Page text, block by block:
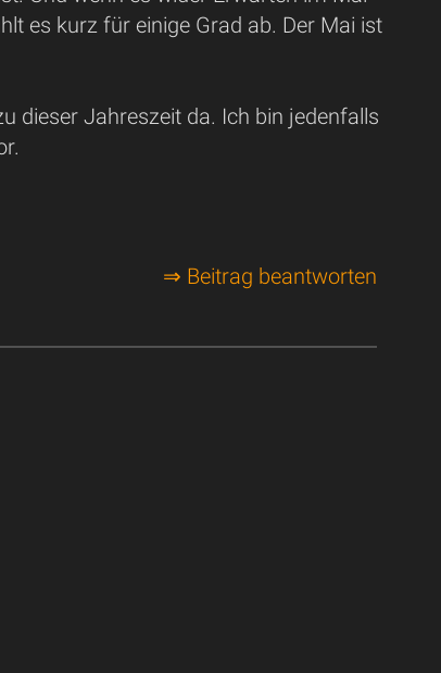
es kurz für einige Grad ab. Der Mai ist
dieser Jahreszeit da. Ich bin jedenfalls
⇒ Beitrag beantworten